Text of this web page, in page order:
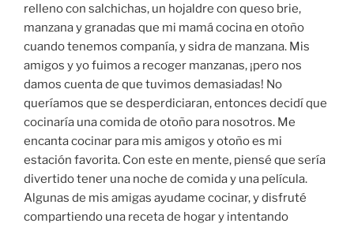
relleno con salchichas, un hojaldre con queso brie,
manzana y granadas que mi mamá cocina en otoño
cuando tenemos companía, y sidra de manzana. Mis
amigos y yo fuimos a recoger manzanas, ¡pero nos
damos cuenta de que tuvimos demasiadas! No
queríamos que se desperdiciaran, entonces decidí que
cocinaría una comida de otoño para nosotros. Me
encanta cocinar para mis amigos y otoño es mi
estación favorita. Con este en mente, piensé que sería
divertido tener una noche de comida y una película.
Algunas de mis amigas ayudame cocinar, y disfruté
compartiendo una receta de hogar y intentando